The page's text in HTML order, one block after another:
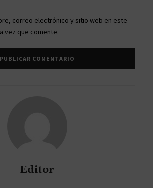
correo electrónico y sitio web en este
vez que comente.
Editor